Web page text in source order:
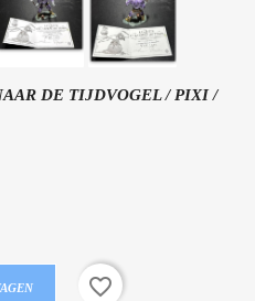
DE TIJDVOGEL / PIXI /
favorite_border